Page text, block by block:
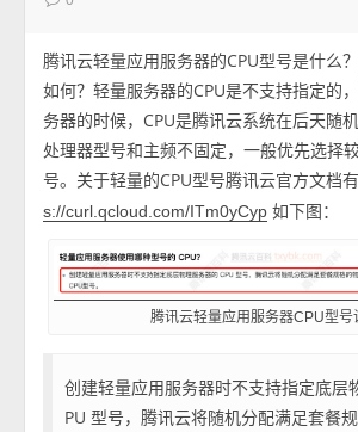
腾讯云轻量应用服务器的CPU型号是什么
如何？轻量服务器的CPU是不支持指定的
务器的时候，CPU是腾讯云系统在后天随
处理器型号和主频不固定，一般优先选择
号。关于轻量的CPU型号腾讯云官方文档有
s://curl.qcloud.com/ITm0yCyp 如下图：
腾讯云轻量应用服务器CPU型号
创建轻量应用服务器时不支持指定底层
PU 型号，腾讯云将随机分配满足套餐